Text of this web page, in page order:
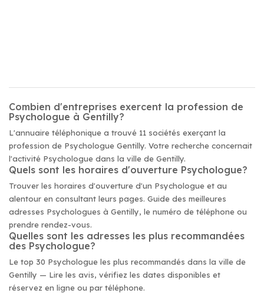
Combien d'entreprises exercent la profession de
Psychologue à Gentilly?
L'annuaire téléphonique a trouvé 11 sociétés exerçant la
profession de Psychologue Gentilly. Votre recherche concernait
l'activité Psychologue dans la ville de Gentilly.
Quels sont les horaires d'ouverture Psychologue?
Trouver les horaires d'ouverture d'un Psychologue et au
alentour en consultant leurs pages. Guide des meilleures
adresses Psychologues à Gentilly, le numéro de téléphone ou
prendre rendez-vous.
Quelles sont les adresses les plus recommandées
des Psychologue?
Le top 30 Psychologue les plus recommandés dans la ville de
Gentilly — Lire les avis, vérifiez les dates disponibles et
réservez en ligne ou par téléphone.